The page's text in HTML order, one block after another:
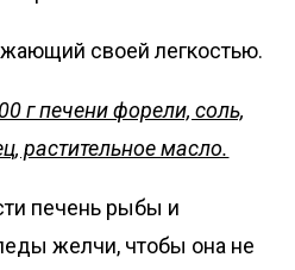
своей легкостью.
г печени форели, соль,
растительное масло.
печень рыбы и
желчи, чтобы она не